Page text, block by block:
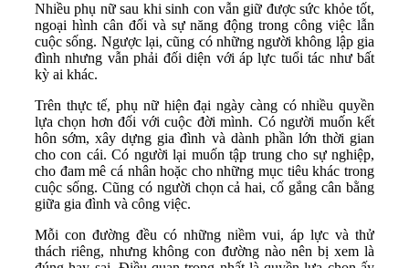
Nhiều phụ nữ sau khi sinh con vẫn giữ được sức khỏe tốt,
ngoại hình cân đối và sự năng động trong công việc lẫn
cuộc sống. Ngược lại, cũng có những người không lập gia
đình nhưng vẫn phải đối diện với áp lực tuổi tác như bất
kỳ ai khác.
Trên thực tế, phụ nữ hiện đại ngày càng có nhiều quyền
lựa chọn hơn đối với cuộc đời mình. Có người muốn kết
hôn sớm, xây dựng gia đình và dành phần lớn thời gian
cho con cái. Có người lại muốn tập trung cho sự nghiệp,
cho đam mê cá nhân hoặc cho những mục tiêu khác trong
cuộc sống. Cũng có người chọn cả hai, cố gắng cân bằng
giữa gia đình và công việc.
Mỗi con đường đều có những niềm vui, áp lực và thử
thách riêng, nhưng không con đường nào nên bị xem là